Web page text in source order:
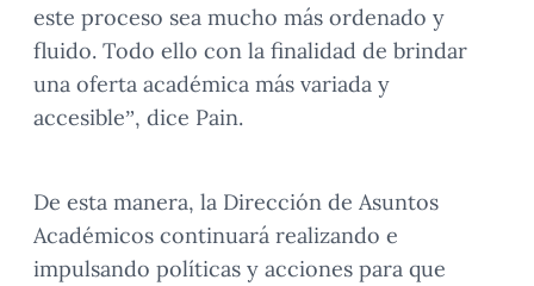
este proceso sea mucho más ordenado y
fluido. Todo ello con la finalidad de brindar
una oferta académica más variada y
accesible”, dice Pain.
De esta manera, la Dirección de Asuntos
Académicos continuará realizando e
impulsando políticas y acciones para que